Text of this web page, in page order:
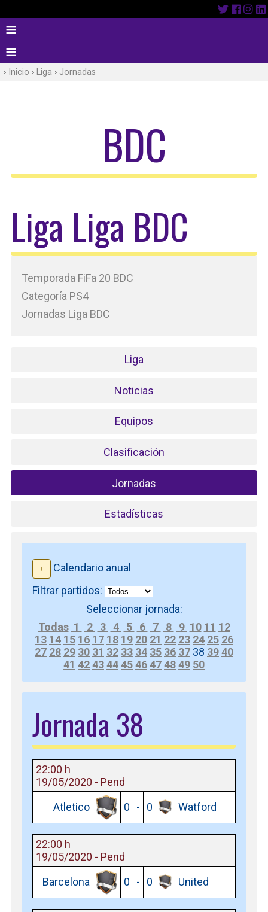
Inicio Liga Jornadas
BDC
Liga Liga BDC
Temporada FiFa 20 BDC
Categoría PS4
Jornadas Liga BDC
Liga
Noticias
Equipos
Clasificación
Jornadas
Estadísticas
Calendario anual
Filtrar partidos:
Seleccionar jornada:
Todas 1 2 3 4 5 6 7 8 9 10 11 12
13 14 15 16 17 18 19 20 21 22 23 24 25 26
27 28 29 30 31 32 33 34 35 36 37 38 3940
41 4243444546474849 50
Jornada 38
22:00 h
19/05/2020 - Pend
Atletico
0 - 0 Watford
22:00 h
19/05/2020 - Pend
Barcelona
0 - 0 United